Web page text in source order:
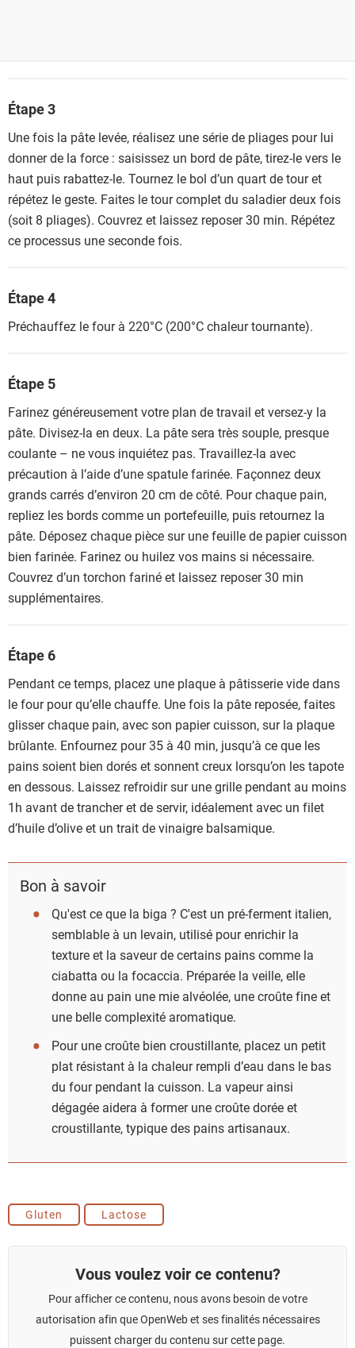
Étape 3
Une fois la pâte levée, réalisez une série de pliages pour lui
donner de la force : saisissez un bord de pâte, tirez-le vers le
haut puis rabattez-le. Tournez le bol d’un quart de tour et
répétez le geste. Faites le tour complet du saladier deux fois
(soit 8 pliages). Couvrez et laissez reposer 30 min. Répétez
ce processus une seconde fois.
Étape 4
Préchauffez le four à 220°C (200°C chaleur tournante).
Étape 5
Farinez généreusement votre plan de travail et versez-y la
pâte. Divisez-la en deux. La pâte sera très souple, presque
coulante – ne vous inquiétez pas. Travaillez-la avec
précaution à l’aide d’une spatule farinée. Façonnez deux
grands carrés d’environ 20 cm de côté. Pour chaque pain,
repliez les bords comme un portefeuille, puis retournez la
pâte. Déposez chaque pièce sur une feuille de papier cuisson
bien farinée. Farinez ou huilez vos mains si nécessaire.
Couvrez d’un torchon fariné et laissez reposer 30 min
supplémentaires.
Étape 6
Pendant ce temps, placez une plaque à pâtisserie vide dans
le four pour qu’elle chauffe. Une fois la pâte reposée, faites
glisser chaque pain, avec son papier cuisson, sur la plaque
brûlante. Enfournez pour 35 à 40 min, jusqu’à ce que les
pains soient bien dorés et sonnent creux lorsqu’on les tapote
en dessous. Laissez refroidir sur une grille pendant au moins
1h avant de trancher et de servir, idéalement avec un filet
d’huile d’olive et un trait de vinaigre balsamique.
Bon à savoir
Qu'est ce que la biga ? C'est un pré-ferment italien,
semblable à un levain, utilisé pour enrichir la
texture et la saveur de certains pains comme la
ciabatta ou la focaccia. Préparée la veille, elle
donne au pain une mie alvéolée, une croûte fine et
une belle complexité aromatique.
Pour une croûte bien croustillante, placez un petit
plat résistant à la chaleur rempli d’eau dans le bas
du four pendant la cuisson. La vapeur ainsi
dégagée aidera à former une croûte dorée et
croustillante, typique des pains artisanaux.
Gluten Lactose
Vous voulez voir ce contenu?
Pour afficher ce contenu, nous avons besoin de votre
autorisation afin que OpenWeb et ses finalités nécessaires
puissent charger du contenu sur cette page.